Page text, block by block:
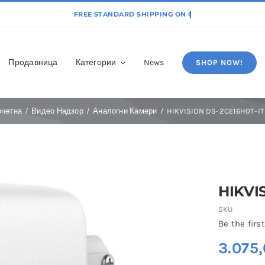
Продавница Категории News SHOP NOW!
Видео Надзор Аналогни Камери HIKVISION DS-2CE16H0T-
SKU
Be the